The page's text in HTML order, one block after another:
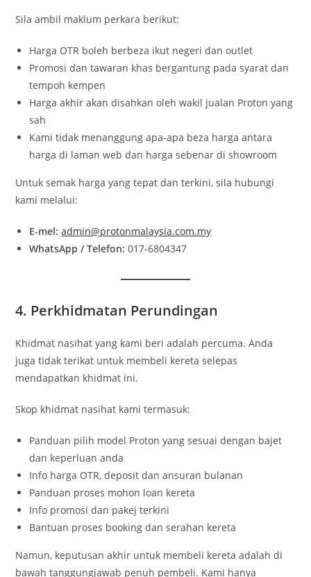
Sila ambil maklum perkara berikut:
Harga OTR boleh berbeza ikut negeri dan outlet
Promosi dan tawaran khas bergantung pada syarat dan
tempoh kempen
Harga akhir akan disahkan oleh wakil jualan Proton yang
sah
Kami tidak menanggung apa-apa beza harga antara
harga di laman web dan harga sebenar di showroom
Untuk semak harga yang tepat dan terkini, sila hubungi
kami melalui:
E-mel: admin@protonmalaysia.com.my
WhatsApp / Telefon: 017-6804347
4. Perkhidmatan Perundingan
Khidmat nasihat yang kami beri adalah percuma. Anda
juga tidak terikat untuk membeli kereta selepas
mendapatkan khidmat ini.
Skop khidmat nasihat kami termasuk:
Panduan pilih model Proton yang sesuai dengan bajet
dan keperluan anda
Info harga OTR, deposit dan ansuran bulanan
Panduan proses mohon loan kereta
Info promosi dan pakej terkini
Bantuan proses booking dan serahan kereta
Namun, keputusan akhir untuk membeli kereta adalah di
bawah tanggungjawab penuh pembeli. Kami hanya